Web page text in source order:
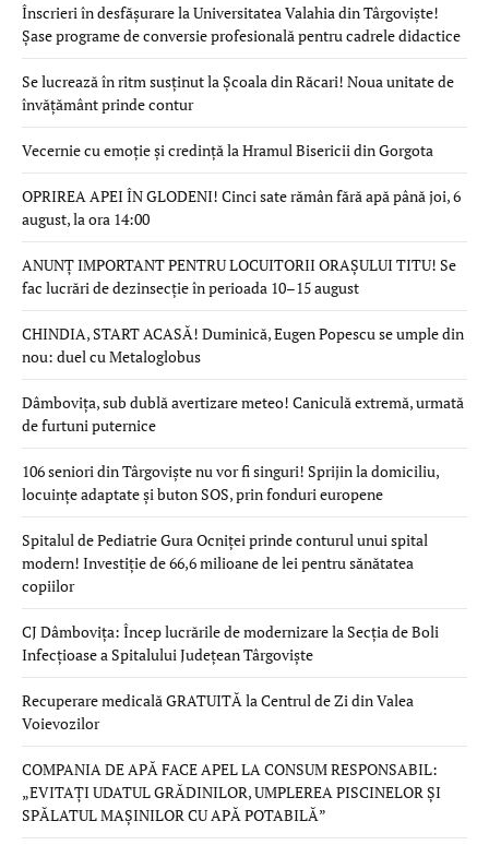
Înscrieri în desfășurare la Universitatea Valahia din Târgoviște!
Șase programe de conversie profesională pentru cadrele didactice
Se lucrează în ritm susținut la Școala din Răcari! Noua unitate de
învățământ prinde contur
Vecernie cu emoție și credință la Hramul Bisericii din Gorgota
OPRIREA APEI ÎN GLODENI! Cinci sate rămân fără apă până joi, 6
august, la ora 14:00
ANUNȚ IMPORTANT PENTRU LOCUITORII ORAȘULUI TITU! Se
fac lucrări de dezinsecție în perioada 10–15 august
CHINDIA, START ACASĂ! Duminică, Eugen Popescu se umple din
nou: duel cu Metaloglobus
Dâmbovița, sub dublă avertizare meteo! Caniculă extremă, urmată
de furtuni puternice
106 seniori din Târgoviște nu vor fi singuri! Sprijin la domiciliu,
locuințe adaptate și buton SOS, prin fonduri europene
Spitalul de Pediatrie Gura Ocniței prinde conturul unui spital
modern! Investiție de 66,6 milioane de lei pentru sănătatea
copiilor
CJ Dâmbovița: Încep lucrările de modernizare la Secția de Boli
Infecțioase a Spitalului Județean Târgoviște
Recuperare medicală GRATUITĂ la Centrul de Zi din Valea
Voievozilor
COMPANIA DE APĂ FACE APEL LA CONSUM RESPONSABIL:
„EVITAȚI UDATUL GRĂDINILOR, UMPLEREA PISCINELOR ȘI
SPĂLATUL MAȘINILOR CU APĂ POTABILĂ”